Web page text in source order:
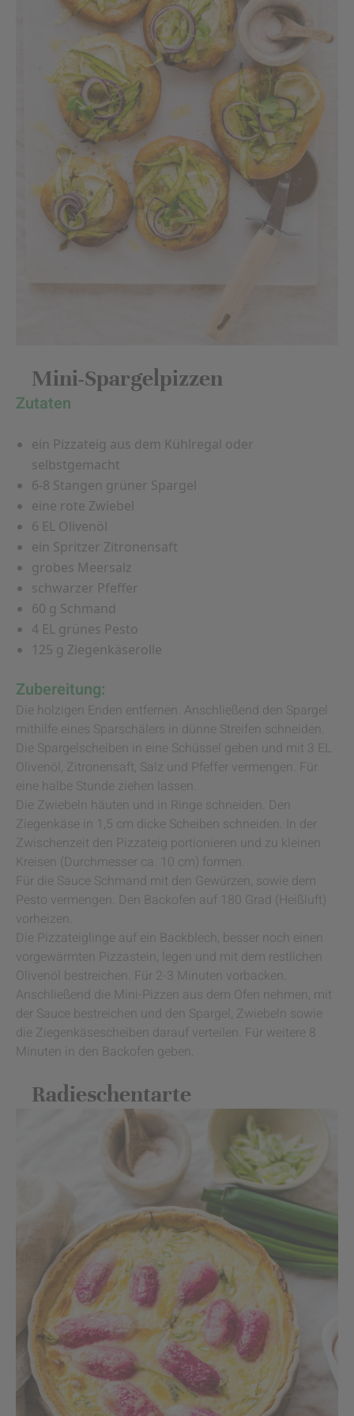
Mini-Spargelpizzen
Zutaten
ein Pizzateig aus dem Kühlregal oder
selbstgemacht
6-8 Stangen grüner Spargel
eine rote Zwiebel
6 EL Olivenöl
ein Spritzer Zitronensaft
grobes Meersalz
schwarzer Pfeffer
60 g Schmand
4 EL grünes Pesto
125 g Ziegenkäserolle
Zubereitung:
Die holzigen Enden entfernen. Anschließend den Spargel
mithilfe eines Sparschälers in dünne Streifen schneiden.
Die Spargelscheiben in eine Schüssel geben und mit 3 EL
Olivenöl, Zitronensaft, Salz und Pfeffer vermengen. Für
eine halbe Stunde ziehen lassen.
Die Zwiebeln häuten und in Ringe schneiden. Den
Ziegenkäse in 1,5 cm dicke Scheiben schneiden. In der
Zwischenzeit den Pizzateig portionieren und zu kleinen
Kreisen (Durchmesser ca. 10 cm) formen.
Für die Sauce Schmand mit den Gewürzen, sowie dem
Pesto vermengen. Den Backofen auf 180 Grad (Heißluft)
vorheizen.
Die Pizzateiglinge auf ein Backblech, besser noch einen
vorgewärmten Pizzastein, legen und mit dem restlichen
Olivenöl bestreichen. Für 2-3 Minuten vorbacken.
Anschließend die Mini-Pizzen aus dem Ofen nehmen, mit
der Sauce bestreichen und den Spargel, Zwiebeln sowie
die Ziegenkäsescheiben darauf verteilen. Für weitere 8
Minuten in den Backofen geben.
Radieschentarte